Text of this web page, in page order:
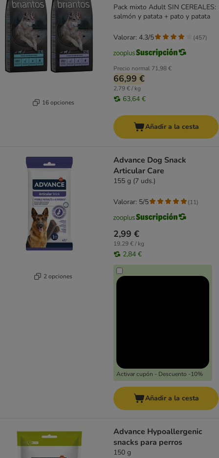
16 opciones
Pack mixto Adult SIN CEREALES:
salmón y patata + pato y patata
Precio normal 71,98 €
66,99 €
2,79 € / kg
63,64 €
Valorar: 4.3/5 (457)
Añadir a la cesta
2 opciones
Advance Dog Snack
Articular Care
155 g (7 uds.)
2,99 €
19,29 € / kg
2,84 €
Activar cupón - Descuento -10%
Valorar: 5/5 (11)
Añadir a la cesta
Advance Hypoallergenic
snacks para perros
150 g